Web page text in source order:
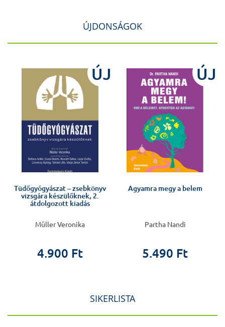
ÚJDONSÁGOK
ÚJ
Tüdőgyógyászat – zsebkönyv
vizsgára készülőknek, 2.
átdolgozott kiadás
Müller Veronika
4.900 Ft
ÚJ
Agyamra megy a belem
Partha Nandi
5.490 Ft
SIKERLISTA